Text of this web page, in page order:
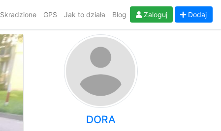
Skradzione GPS Jak to działa Blog Zaloguj Dodaj
DORA